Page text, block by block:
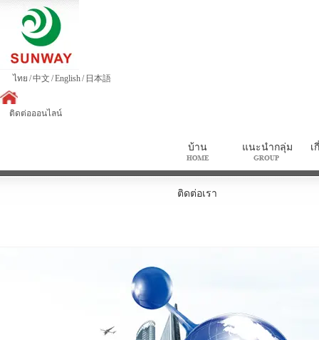
ไทย /中文 /English/ 日本語
ติดต่อออนไลน์
บ้าน แนะนำกลุ่ม เ
ติดต่อเรา